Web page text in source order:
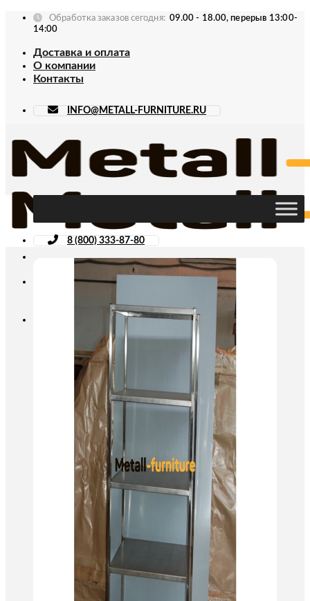
Skip
Обработка заказов сегодня: 09.00 - 18.00, перерыв 13:00-
14:00
Доставка и оплата
О компании
Контакты
INFO@METALL-FURNITURE.RU
8 (800) 333-87-80